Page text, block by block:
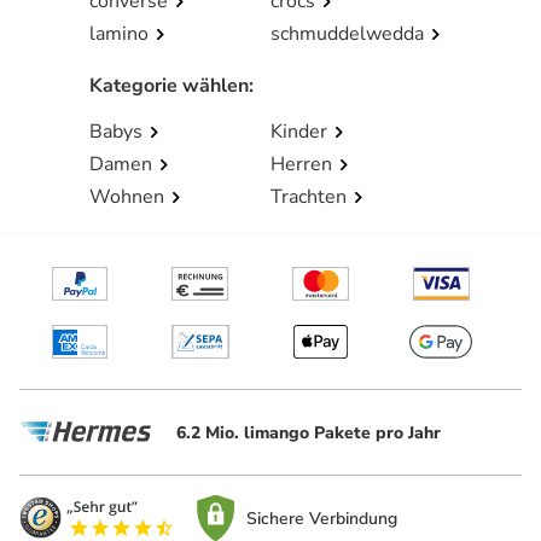
lamino
schmuddelwedda
Kategorie wählen:
Babys
Kinder
Damen
Herren
Wohnen
Trachten
6.2 Mio. limango Pakete pro Jahr
Sichere Verbindung